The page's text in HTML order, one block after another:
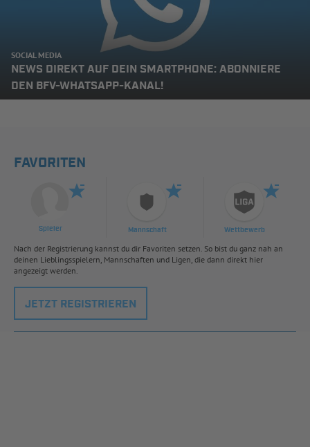
SOCIAL MEDIA
NEWS DIREKT AUF DEIN SMARTPHONE: ABONNIERE
DEN BFV-WHATSAPP-KANAL!
FAVORITEN
Spieler Mannschaft Wettbewerb
Nach der Registrierung kannst du dir Favoriten setzen. So bist du ganz nah an
deinen Lieblingsspielern, Mannschaften und Ligen, die dann direkt hier
angezeigt werden.
JETZT REGISTRIEREN